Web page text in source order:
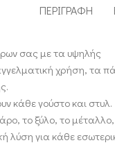
ΠΕΡΙΓΡΑΦΉ
σας με τα υψηλής
χρήση, τα
κάθε γούστο και στυλ.
το ξύλο, το
λύση για κάθε